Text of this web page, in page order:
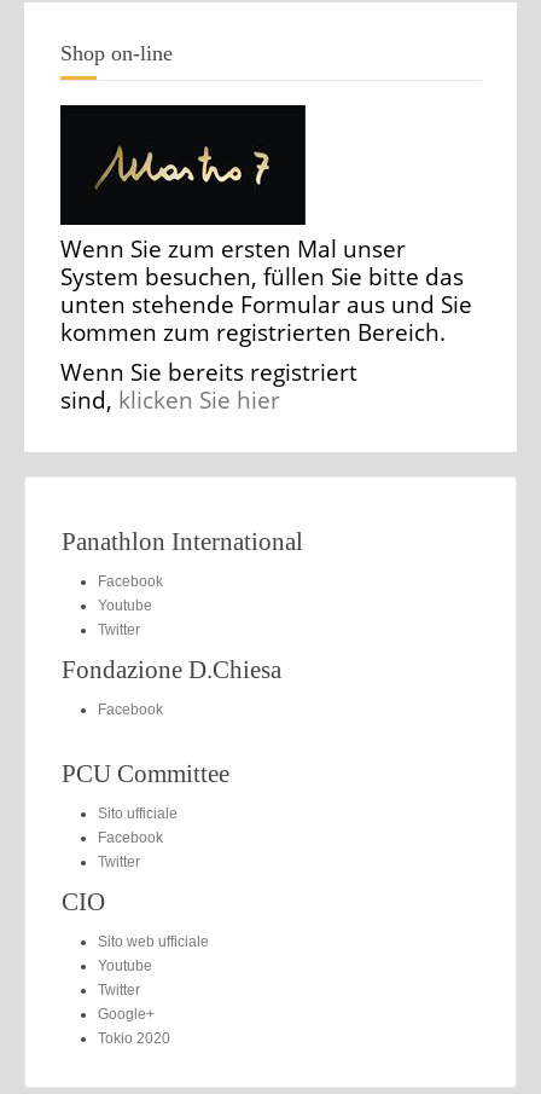
Shop on-line
Wenn Sie zum ersten Mal unser
System besuchen, füllen Sie bitte das
unten stehende Formular aus und Sie
kommen zum registrierten Bereich.
Wenn Sie bereits registriert
sind, klicken Sie hier
Panathlon International
Facebook
Youtube
Twitter
Fondazione D.Chiesa
Facebook
PCU Committee
Sito ufficiale
Facebook
Twitter
CIO
Sito web ufficiale
Youtube
Twitter
Google+
Tokio 2020